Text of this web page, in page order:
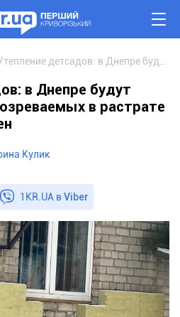
в Днепре будут
в растрате
Кулик
1KR.UA вViber